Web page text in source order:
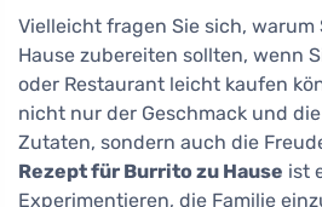
Vielleicht fragen Sie sich, warum
Hause zubereiten sollten, wenn
oder Restaurant leicht kaufen
nicht nur der Geschmack und
Zutaten, sondern auch die
Rezept für Burrito zu Hause ist
Experimentieren, die Familie